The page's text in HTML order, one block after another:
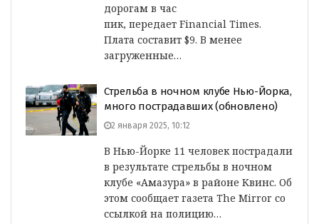
дорогам в час
пик, передает Financial Times.
Плата составит $9. В менее
загруженные…
Стрельба в ночном клубе Нью-Йорка,
много пострадавших (обновлено)
2 января 2025, 10:12
В Нью-Йорке 11 человек пострадали
в результате стрельбы в ночном
клубе «Амазура» в районе Квинс. Об
этом сообщает газета The Mirror со
ссылкой на полицию…